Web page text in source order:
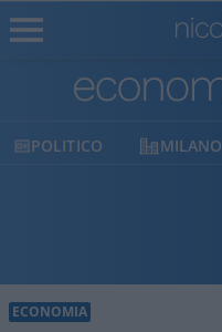
POLITICO MILANO
ECONOMIA